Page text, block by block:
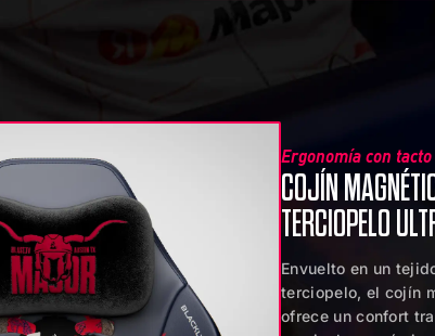
Ergonomía con
COJÍN
TERCIOPELO
Envuelto en un
terciopelo, el cojín
ofrece un confort